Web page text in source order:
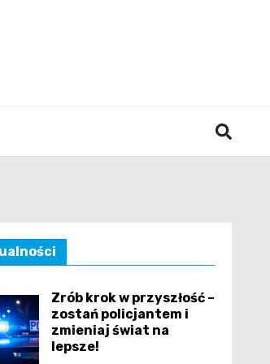
Zrób krok w przyszłość –
zostań policjantem i
zmieniaj świat na
lepsze!